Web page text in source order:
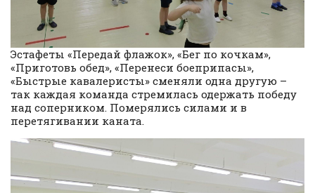
Эстафеты «Передай флажок», «Бег по кочкам»,
«Приготовь обед», «Перенеси боеприпасы»,
«Быстрые кавалеристы» сменяли одна другую –
так каждая команда стремилась одержать победу
над соперником. Померялись силами и в
перетягивании каната.